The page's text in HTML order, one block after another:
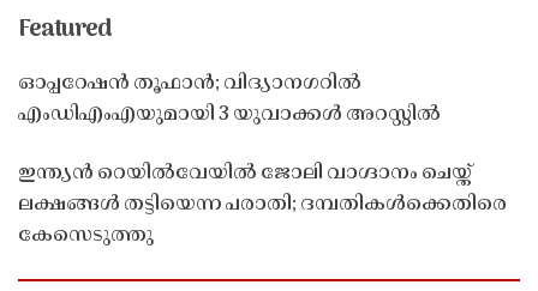
Featured
ഓപ്പറേഷൻ തൂഫാൻ; വിദ്യാനഗറിൽ
എംഡിഎംഎയുമായി 3 യുവാക്കൾ അറസ്റ്റിൽ
ഇന്ത്യൻ റെയിൽവേയിൽ ജോലി വാഗ്ദാനം ചെയ്ത്
ലക്ഷങ്ങൾ തട്ടിയെന്ന പരാതി; ദമ്പതികൾക്കെതിരെ
കേസെടുത്തു